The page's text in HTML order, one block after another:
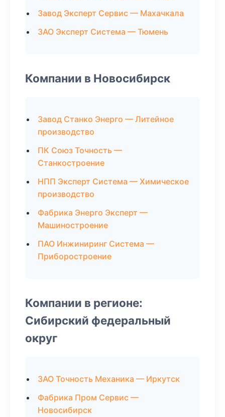
Завод Эксперт Сервис — Махачкала
ЗАО Эксперт Система — Тюмень
Компании в Новосибирск
Завод Станко Энерго — Литейное
производство
ПК Союз Точность —
Станкостроение
НПП Эксперт Система — Химическое
производство
Фабрика Энерго Эксперт —
Машиностроение
ПАО Инжиниринг Система —
Приборостроение
Компании в регионе:
Сибирский федеральный
округ
ЗАО Точность Механика — Иркутск
Фабрика Пром Сервис —
Новосибирск